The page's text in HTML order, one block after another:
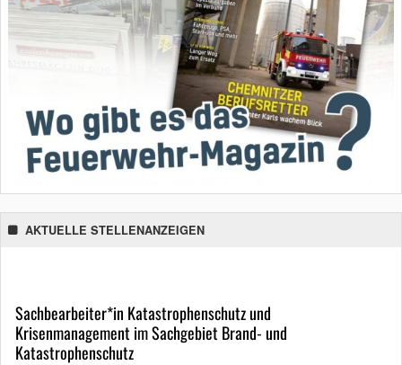
AKTUELLE STELLENANZEIGEN
Sachbearbeiter*in Katastrophenschutz und
Krisenmanagement im Sachgebiet Brand- und
Katastrophenschutz